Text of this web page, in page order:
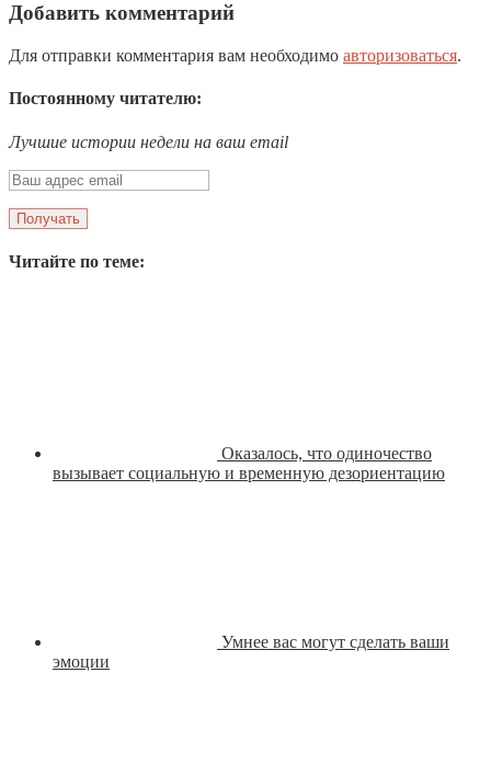
Добавить комментарий
Для отправки комментария вам необходимо авторизоваться.
Постоянному читателю:
Лучшие истории недели на ваш email
Читайте по теме:
Оказалось, что одиночество
вызывает социальную и временную дезориентацию
Умнее вас могут сделать ваши
эмоции